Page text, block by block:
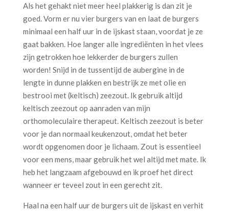
Als het gehakt niet meer heel plakkerig is dan zit je
goed. Vorm er nu vier burgers van en laat de burgers
minimaal een half uur in de ijskast staan, voordat je ze
gaat bakken. Hoe langer alle ingrediënten in het vlees
zijn getrokken hoe lekkerder de burgers zullen
worden! Snijd in de tussentijd de aubergine in de
lengte in dunne plakken en bestrijk ze met olie en
bestrooi met (keltisch) zeezout. Ik gebruik altijd
keltisch zeezout op aanraden van mijn
orthomoleculaire therapeut. Keltisch zeezout is beter
voor je dan normaal keukenzout, omdat het beter
wordt opgenomen door je lichaam. Zout is essentieel
voor een mens, maar gebruik het wel altijd met mate. Ik
heb het langzaam afgebouwd en ik proef het direct
wanneer er teveel zout in een gerecht zit.
Haal na een half uur de burgers uit de ijskast en verhit